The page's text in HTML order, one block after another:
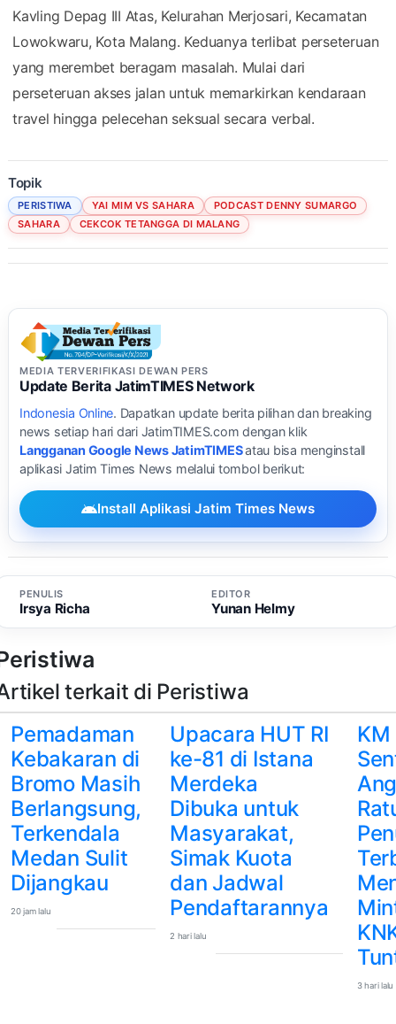
Kavling Depag III Atas, Kelurahan Merjosari, Kecamatan
Lowokwaru, Kota Malang. Keduanya terlibat perseteruan
yang merembet beragam masalah. Mulai dari
perseteruan akses jalan untuk memarkirkan kendaraan
travel hingga pelecehan seksual secara verbal.
Topik
PERISTIWA YAI MIM VS SAHARA
PODCAST DENNY SUMARGO
SAHARA
CEKCOK TETANGGA DI MALANG
MEDIA TERVERIFIKASI DEWAN PERS
Update Berita JatimTIMES Network
Indonesia Online. Dapatkan update berita pilihan dan breaking
news setiap hari dari JatimTIMES.com dengan klik
Langganan Google News JatimTIMESatau bisa menginstall
aplikasi Jatim Times News melalui tombol berikut:
Install Aplikasi Jatim Times News
PENULIS
Irsya Richa
EDITOR
Yunan Helmy
terkait di Peristiwa
Pemadaman
Kebakaran di
Bromo Masih
Berlangsung,
Terkendala
Medan Sulit
Dijangkau
20 jam lalu
Upacara HUT RI
ke-81 di Istana
Merdeka
Dibuka untuk
Masyarakat,
Simak Kuota
dan Jadwal
Pendaftarannya
2 hari lalu
3 hari lalu